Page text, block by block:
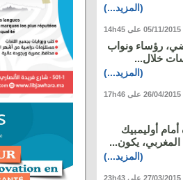
(المزيد...)
رؤساء ونواب
خلال...
(المزيد...)
أوليمبيك
(المزيد...)